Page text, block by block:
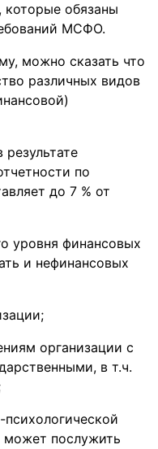
которые обязаны
МСФО.
можно сказать что
различных видов
по
до 7 % от
уровня финансовых
и нефинансовых
организации с
в т.ч.
может послужить